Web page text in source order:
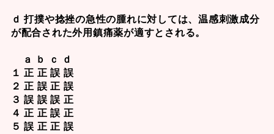
ｄ 打撲や捻挫の急性の腫れに対しては、温感刺激成分
が配合された外用鎮痛薬が適すとされる。
ａ ｂ ｃ ｄ
１ 正 正 誤 誤
２ 正 誤 正 誤
３ 誤 誤 誤 正
４ 正 正 誤 正
５ 誤 正 正 誤